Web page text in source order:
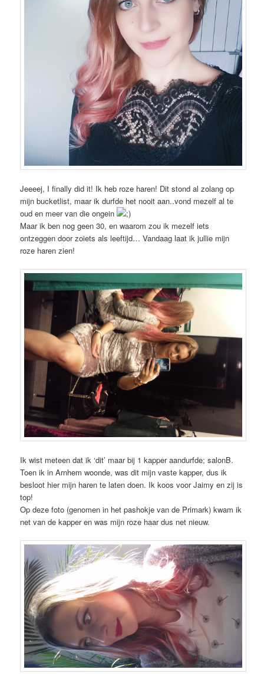
Jeeeej, I finally did it! Ik heb roze haren! Dit stond al zolang op
mijn bucketlist, maar ik durfde het nooit aan..vond mezelf al te
oud en meer van die ongein
Maar ik ben nog geen 30, en waarom zou ik mezelf iets
ontzeggen door zoiets als leeftijd… Vandaag laat ik jullie mijn
roze haren zien!
Ik wist meteen dat ik ‘dit’ maar bij 1 kapper aandurfde; salonB.
Toen ik in Arnhem woonde, was dit mijn vaste kapper, dus ik
besloot hier mijn haren te laten doen. Ik koos voor Jaimy en zij is
top!
Op deze foto (genomen in het pashokje van de Primark) kwam ik
net van de kapper en was mijn roze haar dus net nieuw.